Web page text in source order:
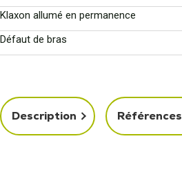
Klaxon allumé en permanence
Défaut de bras
Description Références